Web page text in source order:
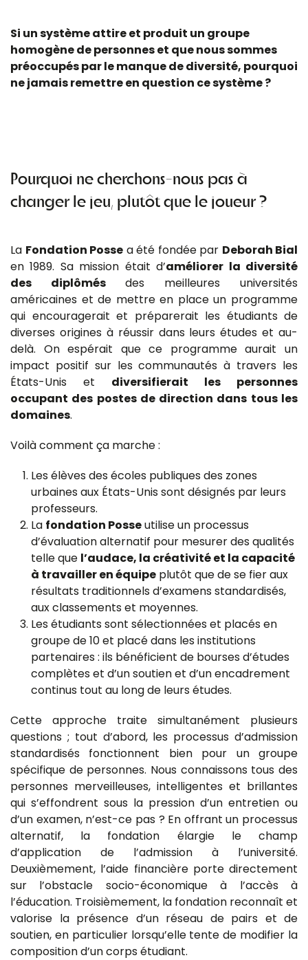
Si un système attire et produit un groupe
homogène de personnes et que nous sommes
préoccupés par le manque de diversité, pourquoi
ne jamais remettre en question ce système ?
Pourquoi ne cherchons-nous pas à
changer le jeu, plutôt que le joueur ?
La Fondation Posse a été fondée par Deborah Bial
en 1989. Sa mission était d’améliorer la diversité
des diplômés des meilleures universités
américaines et de mettre en place un programme
qui encouragerait et préparerait les étudiants de
diverses origines à réussir dans leurs études et au-
delà. On espérait que ce programme aurait un
impact positif sur les communautés à travers les
États-Unis et diversifierait les personnes
occupant des postes de direction dans tous les
domaines.
Voilà comment ça marche :
Les élèves des écoles publiques des zones
urbaines aux États-Unis sont désignés par leurs
professeurs.
La fondation Posseutilise un processus
d’évaluation alternatif pour mesurer des qualités
telle que l’audace, la créativité et la capacité
à travailler en équipe plutôt que de se fier aux
résultats traditionnels d’examens standardisés,
aux classements et moyennes.
Les étudiants sont sélectionnées et placés en
groupe de 10 et placé dans les institutions
partenaires : ils bénéficient de bourses d’études
complètes et d’un soutien et d’un encadrement
continus tout au long de leurs études.
Cette approche traite simultanément plusieurs
questions ; tout d’abord, les processus d’admission
standardisés fonctionnent bien pour un groupe
spécifique de personnes. Nous connaissons tous des
personnes merveilleuses, intelligentes et brillantes
qui s’effondrent sous la pression d’un entretien ou
d’un examen, n’est-ce pas ? En offrant un processus
alternatif, la fondation élargie le champ
d’application de l’admission à l’université.
Deuxièmement, l’aide financière porte directement
sur l’obstacle socio-économique à l’accès à
l’éducation. Troisièmement, la fondation reconnaît et
valorise la présence d’un réseau de pairs et de
soutien, en particulier lorsqu’elle tente de modifier la
composition d’un corps étudiant.